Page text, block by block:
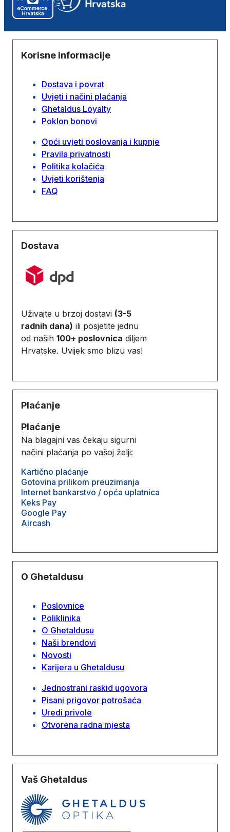
Korisne informacije
Dostava i povrat
Uvjeti i načini plaćanja
Ghetaldus Loyalty
Poklon bonovi
Opći uvjeti poslovanja i kupnje
Pravila privatnosti
Politika kolačića
Uvjeti korištenja
FAQ
Dostava
Uživajte u brzoj dostavi (3-5
radnih dana) ili posjetite jednu
od naših 100+ poslovnica diljem
Hrvatske. Uvijek smo blizu vas!
Plaćanje
Plaćanje
Na blagajni vas čekaju sigurni
načini plaćanja po vašoj želji:
Kartično plaćanje
Gotovina prilikom preuzimanja
Internet bankarstvo / opća uplatnica
Keks Pay
Google Pay
Aircash
O Ghetaldusu
Poslovnice
Poliklinika
O Ghetaldusu
Naši brendovi
Novosti
Karijera u Ghetaldusu
Jednostrani raskid ugovora
Pisani prigovor potrošaća
Uredi privole
Otvorena radna mjesta
Vaš Ghetaldus